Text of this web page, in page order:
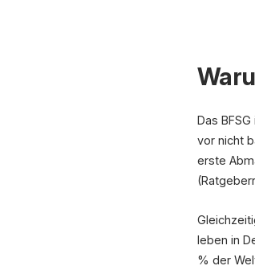
Das
vor nicht
erste
leben in
% der